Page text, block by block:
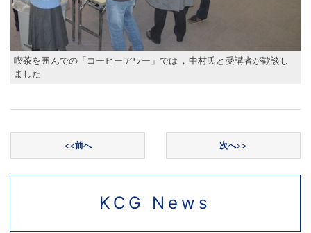
喫茶を囲んでの「コーヒーアワー」では ， 中村氏と受講者が歓談し
ました
<<前へ 次へ>>
KCG News